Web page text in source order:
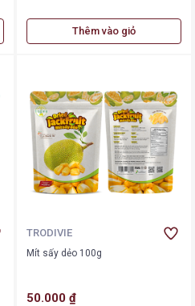
Thêm vào giỏ
TRODIVIE
Mít sấy dẻo 100g
50.000 ₫